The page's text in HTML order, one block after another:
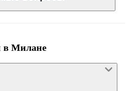
в Милане